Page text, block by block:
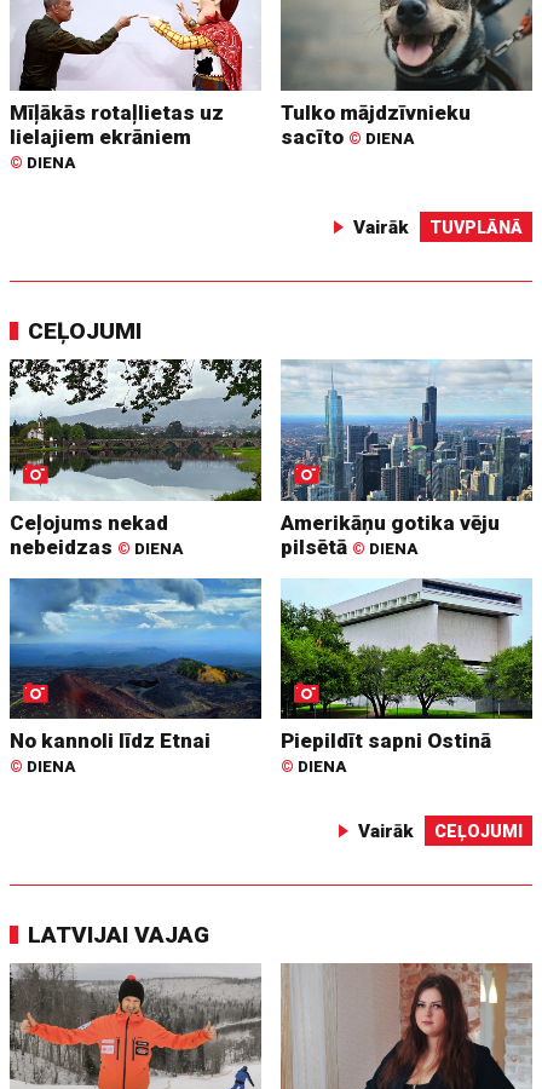
Mīļākās rotaļlietas uz
lielajiem ekrāniem
© DIENA
Tulko mājdzīvnieku
sacīto © DIENA
Vairāk TUVPLĀNĀ
CEĻOJUMI
Ceļojums nekad
nebeidzas © DIENA
Amerikāņu gotika vēju
pilsētā © DIENA
No kannoli līdz Etnai
© DIENA
Piepildīt sapni Ostinā
© DIENA
Vairāk CEĻOJUMI
LATVIJAI VAJAG